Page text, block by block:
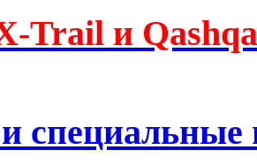
Trail и
специальные